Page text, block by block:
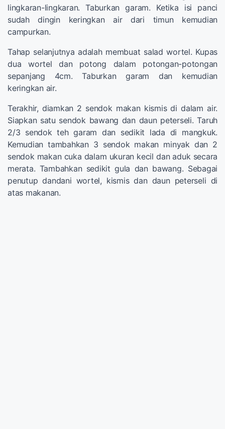
lingkaran-lingkaran. Taburkan garam. Ketika isi panci
sudah dingin keringkan air dari timun kemudian
campurkan.
Tahap selanjutnya adalah membuat salad wortel. Kupas
dua wortel dan potong dalam potongan-potongan
sepanjang 4cm. Taburkan garam dan kemudian
keringkan air.
Terakhir, diamkan 2 sendok makan kismis di dalam air.
Siapkan satu sendok bawang dan daun peterseli. Taruh
2/3 sendok teh garam dan sedikit lada di mangkuk.
Kemudian tambahkan 3 sendok makan minyak dan 2
sendok makan cuka dalam ukuran kecil dan aduk secara
merata. Tambahkan sedikit gula dan bawang. Sebagai
penutup dandani wortel, kismis dan daun peterseli di
atas makanan.